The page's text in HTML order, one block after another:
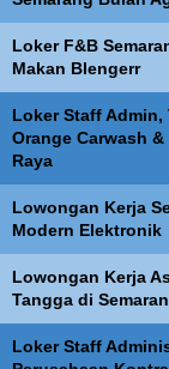
Loker F&B
Makan Blengerr
Loker Staff
Orange Carwash
Raya
Lowongan Kerja
Modern Elektronik
Lowongan Kerja
Tangga di
Loker Staff